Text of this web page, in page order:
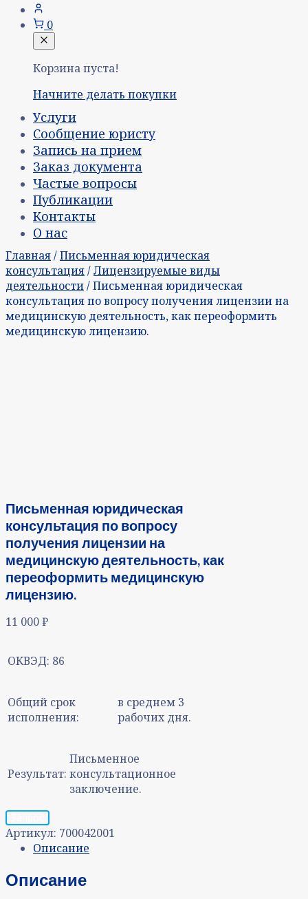
0
Корзина пуста!
Начните делать покупки
Услуги
Сообщение юристу
Запись на прием
Заказ документа
Частые вопросы
Публикации
Контакты
О нас
Главная/Письменная юридическая
консультация/Лицензируемые виды
деятельности/ Письменная юридическая
консультация по вопросу получения лицензии на
медицинскую деятельность, как переоформить
медицинскую лицензию.
Письменная юридическая
консультация по вопросу
получения лицензии на
медицинскую деятельность, как
переоформить медицинскую
лицензию.
11 000₽
ОКВЭД: 86
Общий срок
исполнения:
в среднем 3
рабочих дня.
Результат:
Письменное
консультационное
заключение.
Артикул: 700042001
Описание
Описание